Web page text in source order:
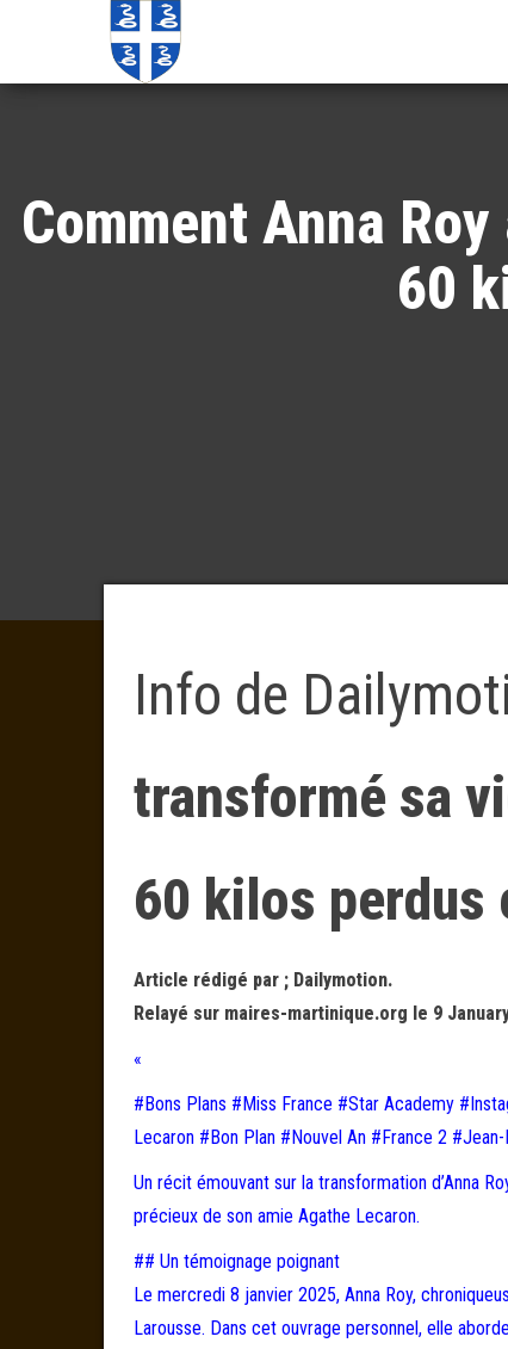
Comment Anna
60
Info de
transformé sa
60 kilos
Article rédigé par ; Dailymotion.
Relayé sur maires-martinique.org le 9
«
#Bons Plans #Miss France #Star Academy
Lecaron #Bon Plan #Nouvel An #France 2
Un récit émouvant sur la transformation d’Anna
précieux de son amie Agathe Lecaron.
## Un témoignage poignant
Le mercredi 8 janvier 2025, Anna Roy,
Larousse. Dans cet ouvrage personnel, elle